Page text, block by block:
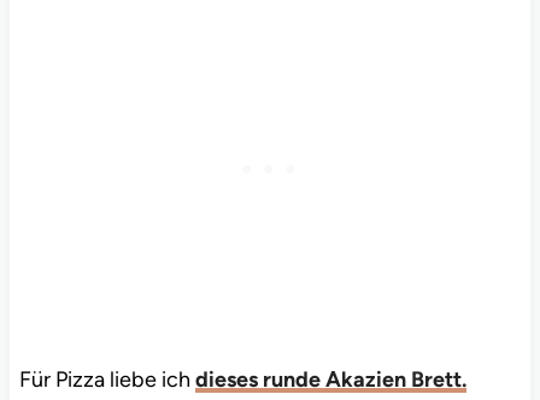
Für Pizza liebe ich dieses runde Akazien Brett.